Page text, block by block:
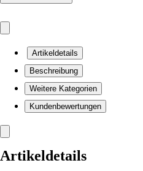
Artikeldetails
Beschreibung
Weitere Kategorien
Kundenbewertungen
Artikeldetails